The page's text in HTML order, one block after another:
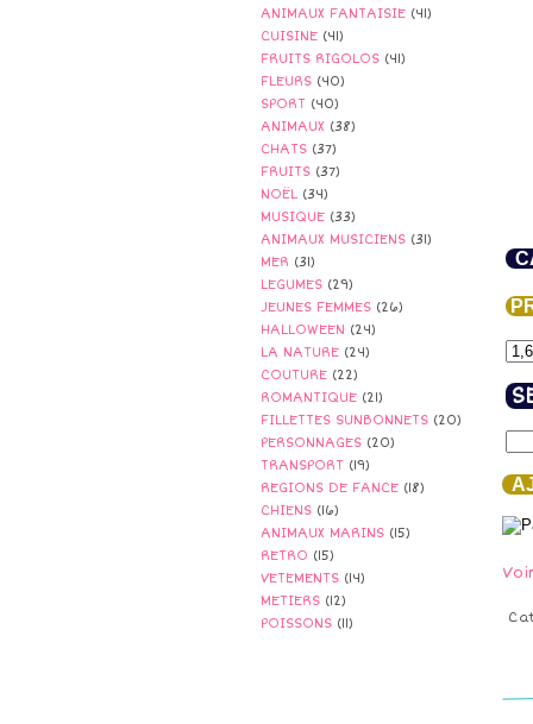
ANIMAUX FANTAISIE (41)
CUISINE (41)
FRUITS RIGOLOS (41)
FLEURS (40)
SPORT (40)
ANIMAUX (38)
CHATS (37)
FRUITS (37)
NOËL (34)
MUSIQUE (33)
ANIMAUX MUSICIENS (31)
MER (31)
LEGUMES (29)
JEUNES FEMMES (26)
HALLOWEEN (24)
LA NATURE (24)
COUTURE (22)
ROMANTIQUE (21)
FILLETTES SUNBONNETS (20)
PERSONNAGES (20)
TRANSPORT (19)
REGIONS DE FANCE (18)
CHIENS (16)
ANIMAUX MARINS (15)
RETRO (15)
VETEMENTS (14)
METIERS (12)
POISSONS (11)